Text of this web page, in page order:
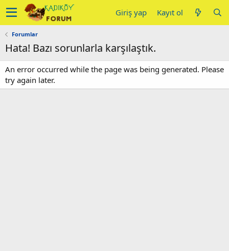
Giriş yap Kayıt ol
Forumlar
Hata! Bazı sorunlarla karşılaştık.
An error occurred while the page was being generated. Please
try again later.